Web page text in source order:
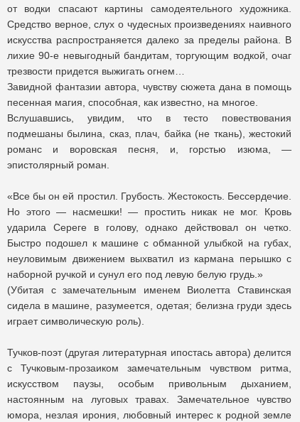
от водки спасают картины самодеятельного художника.
Средство верное, слух о чудесных произведениях наивного
искусства распространяется далеко за пределы района. В
лихие 90-е невыгодный бандитам, торгующим водкой, очаг
трезвости придется выжигать огнем…
Завидной фантазии автора, чувству сюжета дана в помощь
песенная магия, способная, как известно, на многое.
Вслушавшись, увидим, что в тесто повествования
подмешаны былина, сказ, плач, байка (не ткань), жестокий
романс и воровская песня, и, горстью изюма, —
эпистолярный роман.
«Все бы он ей простил. Грубость. Жестокость. Бессердечие.
Но этого — насмешки! — простить никак не мог. Кровь
ударила Сереге в голову, однако действовал он четко.
Быстро подошел к машине с обманной улыбкой на губах,
неуловимым движением выхватил из кармана перышко с
наборной ручкой и сунул его под левую белую грудь.»
(Убитая с замечательным именем Виолетта Ставинская
сидела в машине, разумеется, одетая; белизна груди здесь
играет символическую роль).
Тучков-поэт (другая литературная ипостась автора) делится
с Тучковым-прозаиком замечательным чувством ритма,
искусством паузы, особым привольным дыханием,
настоянным на луговых травах. Замечательное чувство
юмора, незлая ирония, любовный интерес к родной земле